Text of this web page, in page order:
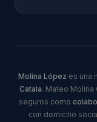
Molina López es una
Catala. Mateo
seguros como
con domicilio